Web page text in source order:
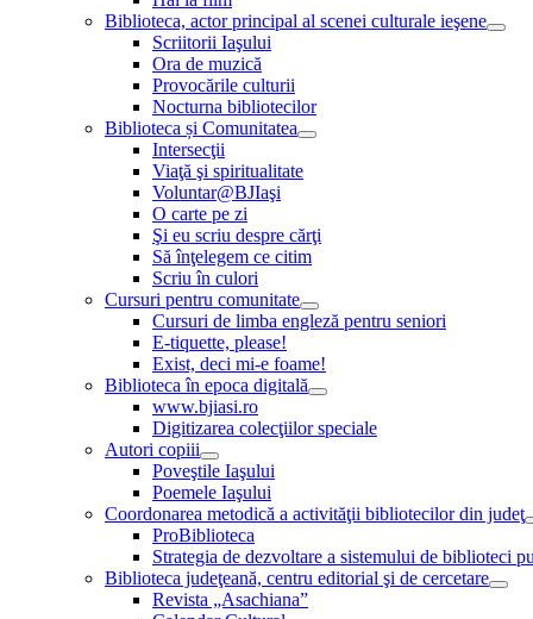
Biblioteca, actor principal al scenei culturale ieşene
Scriitorii Iaşului
Ora de muzică
Provocările culturii
Nocturna bibliotecilor
Biblioteca și Comunitatea
Intersecţii
Viaţă şi spiritualitate
Voluntar@BJIaşi
O carte pe zi
Şi eu scriu despre cărţi
Să înţelegem ce citim
Scriu în culori
Cursuri pentru comunitate
Cursuri de limba engleză pentru seniori
E-tiquette, please!
Exist, deci mi-e foame!
Biblioteca în epoca digitală
www.bjiasi.ro
Digitizarea colecţiilor speciale
Autori copiii
Poveştile Iaşului
Poemele Iaşului
Coordonarea metodică a activităţii bibliotecilor din judeţ
ProBiblioteca
Strategia de dezvoltare a sistemului de biblioteci
Biblioteca judeţeană, centru editorial şi de cercetare
Revista „Asachiana”